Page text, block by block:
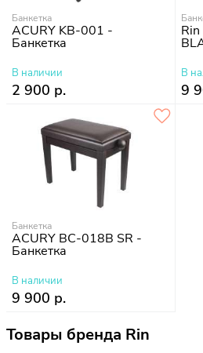
Банкетка
ACURY KB-001 -
Банкетка
В наличии
2 900 р.
В
9
Банкетка
ACURY BC-018B SR -
Банкетка
В наличии
9 900 р.
Товары бренда Rin